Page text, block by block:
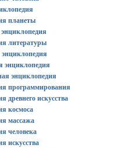
планеты
литературы
энциклопедия
энциклопедия
программирования
древнего искусства
космоса
массажа
человека
искусства